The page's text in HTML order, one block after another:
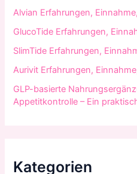
h
Alvian Erfahrungen,
GlucoTide Erfahrungen,
SlimTide Erfahrungen,
Aurivit Erfahrungen,
GLP-basierte
Appetitkontrolle – Ein
Kategorien